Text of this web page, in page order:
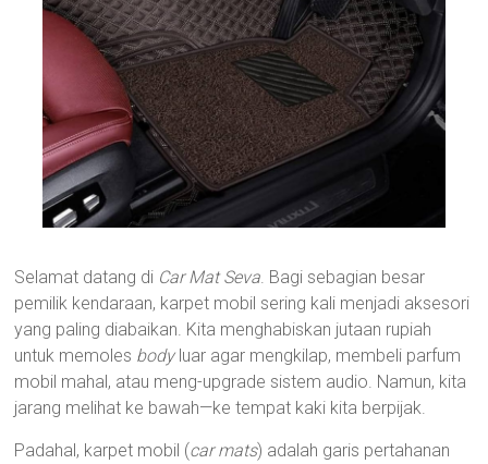
Selamat datang di Car Mat Seva . Bagi sebagian besar
pemilik kendaraan, karpet mobil sering kali menjadi aksesori
yang paling diabaikan. Kita menghabiskan jutaan rupiah
untuk memoles bodyluar agar mengkilap, membeli parfum
mobil mahal, atau meng-upgrade sistem audio. Namun, kita
jarang melihat ke bawah—ke tempat kaki kita berpijak.
Padahal, karpet mobil (car mats) adalah garis pertahanan